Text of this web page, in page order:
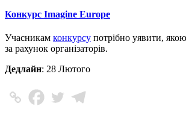
Конкурс Imagine Europe
Учасникам конкурсу потрібно уявити,
за рахунок організаторів.
Дедлайн: 28 Лютого